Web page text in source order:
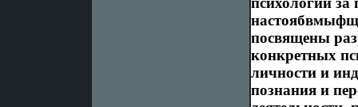
посвящены
конкретных
личности и
познания и